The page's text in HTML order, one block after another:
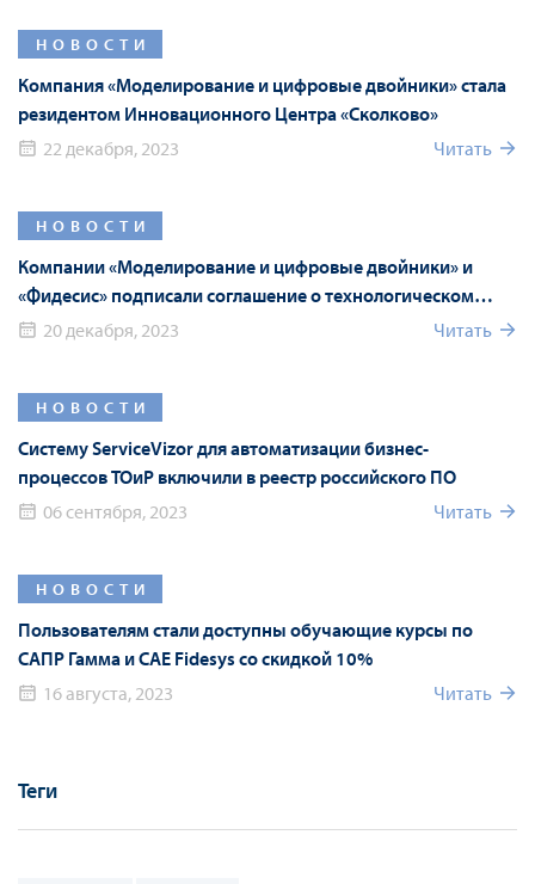
НОВОСТИ
Компания «Моделирование и цифровые двойники» стала
резидентом Инновационного Центра «Сколково»
22 декабря, 2023
Читать
НОВОСТИ
Компании «Моделирование и цифровые двойники» и
«Фидесис» подписали соглашение о технологическом
партнерстве
20 декабря, 2023 Читать
НОВОСТИ
Систему ServiceVizor для автоматизации бизнес-
процессов ТОиР включили в реестр российского ПО
06 сентября, 2023
Читать
НОВОСТИ
Пользователям стали доступны обучающие курсы по
САПР Гамма и CAE Fidesys со скидкой 10%
16 августа, 2023
Читать
Теги